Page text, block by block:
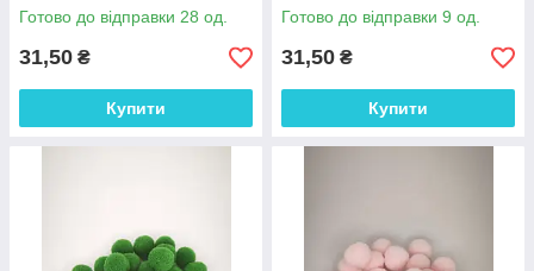
Готово до відправки 28 од.
31,50 ₴
Купити
Готово до відправки 9 од.
31,50 ₴
Купити